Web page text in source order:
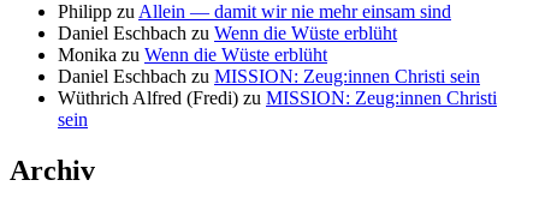
Philipp zuAllein — damit wir nie mehr einsam sind
Daniel Eschbach zu Wenn die Wüste erblüht
Monika zu Wenn die Wüste erblüht
Daniel Eschbach zu MISSION: Zeug:innen Christi sein
Wüthrich Alfred (Fredi) zu MISSION: Zeug:innen Christi
sein
Archiv